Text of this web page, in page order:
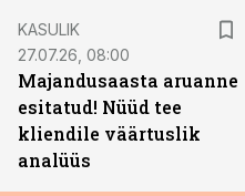
KASULIK
27.07.26, 08:00
Majandusaasta aruanne
esitatud! Nüüd tee
kliendile väärtuslik
analüüs